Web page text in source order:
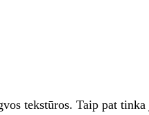
tekstūros. Taip pat